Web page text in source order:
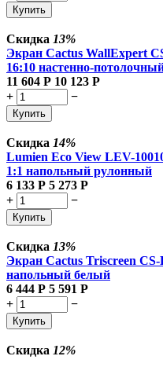
Купить
Скидка 13%
Экран Cactus WallExpert
16:10 настенно-
11 604 Р 10 123 Р
+
−
Купить
Скидка 14%
Lumien Eco View LEV-
1:1 напольный рулонный
6 133 Р 5 273 Р
+
−
Купить
Скидка 13%
Экран Cactus Triscreen CS-
напольный белый
6 444 Р 5 591 Р
+
−
Купить
Скидка 12%